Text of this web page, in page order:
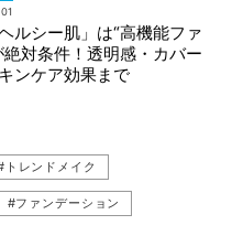
ヘルシー肌」は“高機能ファ
絶対条件！透明感・カバー
ンケア効果まで
トレンドメイク
#ファンデーション